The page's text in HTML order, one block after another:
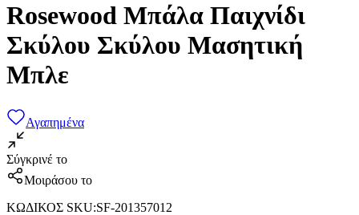
Rosewood Μπάλα Παιχνίδι
Σκύλου Σκύλου Μασητική
Μπλε
Αγαπημένα
Σύγκρινέ το
Μοιράσου το
ΚΩΔΙΚΟΣ SKU:SF-201357012